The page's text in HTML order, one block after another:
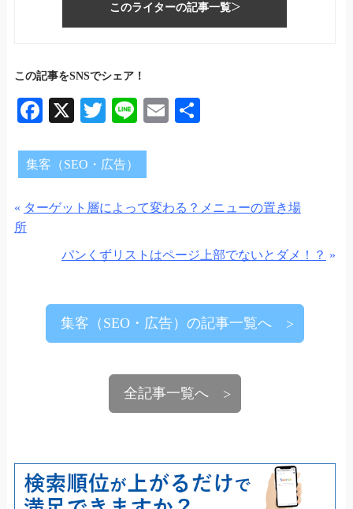
このライターの記事一覧
この記事をSNSでシェア！
Fa
bo
ok
X
T
tte
r
Li
E
集客（SEO・広告）
« ターゲット層によって変わる？メニューの置き場
所
パンくずリストはページ上部でないとダメ！？ »
集客（SEO・広告）の記事一覧へ
全記事一覧へ